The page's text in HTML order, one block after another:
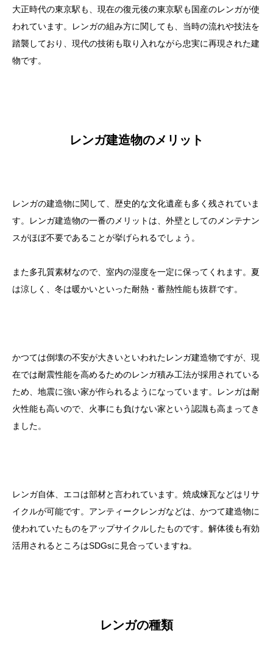
大正時代の東京駅も、現在の復元後の東京駅も国産のレンガが使
われています。レンガの組み方に関しても、当時の流れや技法を
踏襲しており、現代の技術も取り入れながら忠実に再現された建
物です。
レンガ建造物のメリット
レンガの建造物に関して、歴史的な文化遺産も多く残されていま
す。レンガ建造物の一番のメリットは、外壁としてのメンテナン
スがほぼ不要であることが挙げられるでしょう。
また多孔質素材なので、室内の湿度を一定に保ってくれます。夏
は涼しく、冬は暖かいといった耐熱・蓄熱性能も抜群です。
かつては倒壊の不安が大きいといわれたレンガ建造物ですが、現
在では耐震性能を高めるためのレンガ積み工法が採用されている
ため、地震に強い家が作られるようになっています。レンガは耐
火性能も高いので、火事にも負けない家という認識も高まってき
ました。
レンガ自体、エコは部材と言われています。焼成煉瓦などはリサ
イクルが可能です。アンティークレンガなどは、かつて建造物に
使われていたものをアップサイクルしたものです。解体後も有効
活用されるところはSDGsに見合っていますね。
レンガの種類